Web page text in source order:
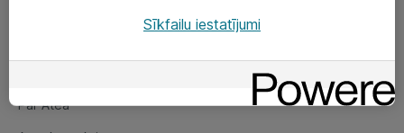
Par Atea
Par Atea
Sīkfailu iestatījumi